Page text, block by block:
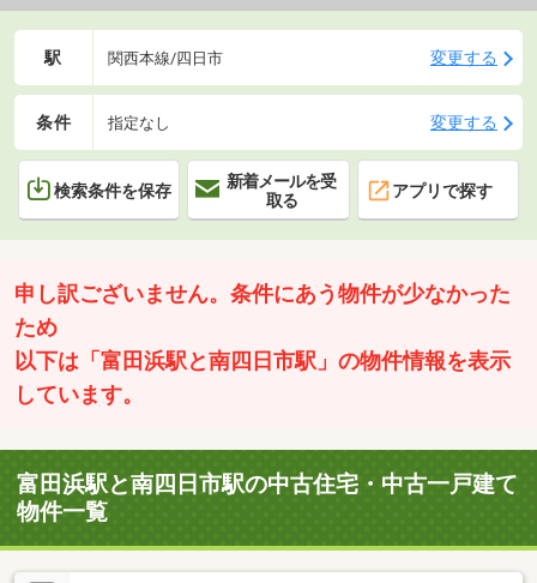
駅 関西本線/四日市 変更する
条件 指定なし 変更する
検索条件を保存
新着メールを受
取る
アプリで探す
申し訳ございません。条件にあう物件が少なかった
ため
以下は「富田浜駅と南四日市駅」の物件情報を表示
しています。
富田浜駅と南四日市駅の中古住宅・中古一戸建て
物件一覧